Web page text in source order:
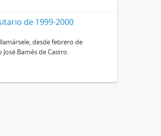
de 1999-2000
desde febrero de
Barnés de Castro.